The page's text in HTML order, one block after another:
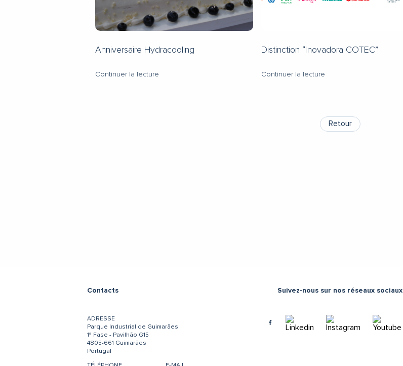
Anniversaire Hydracooling
Continuer la lecture
Distinction “Inovadora COTEC”
Continuer la lecture
Retour
Contacts
ADRESSE
Parque Industrial de Guimarães
1ª Fase - Pavilhão G15
4805-661 Guimarães
Portugal
Suivez-nous sur nos réseaux sociaux